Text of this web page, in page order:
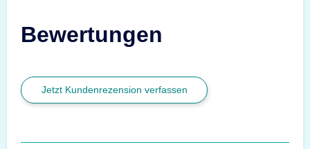
Bewertungen
Jetzt Kundenrezension verfassen